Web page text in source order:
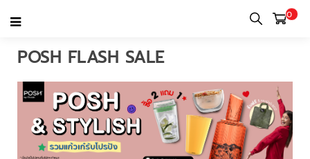
0
หน้าแรก
POSH FLASH SALE